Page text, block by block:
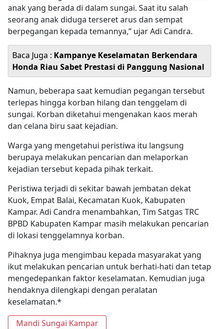
anak yang berada di dalam sungai. Saat itu salah
seorang anak diduga terseret arus dan sempat
berpegangan kepada temannya,” ujar Adi Candra.
Baca Juga : Kampanye Keselamatan Berkendara
Honda Riau Sabet Prestasi di Panggung Nasional
Namun, beberapa saat kemudian pegangan tersebut
terlepas hingga korban hilang dan tenggelam di
sungai. Korban diketahui mengenakan kaos merah
dan celana biru saat kejadian.
Warga yang mengetahui peristiwa itu langsung
berupaya melakukan pencarian dan melaporkan
kejadian tersebut kepada pihak terkait.
Peristiwa terjadi di sekitar bawah jembatan dekat
Kuok, Empat Balai, Kecamatan Kuok, Kabupaten
Kampar. Adi Candra menambahkan, Tim Satgas TRC
BPBD Kabupaten Kampar masih melakukan pencarian
di lokasi tenggelamnya korban.
Pihaknya juga mengimbau kepada masyarakat yang
ikut melakukan pencarian untuk berhati-hati dan tetap
mengedepankan faktor keselamatan. Kemudian juga
hendaknya dilengkapi dengan peralatan
keselamatan.*
Mandi Sungai Kampar